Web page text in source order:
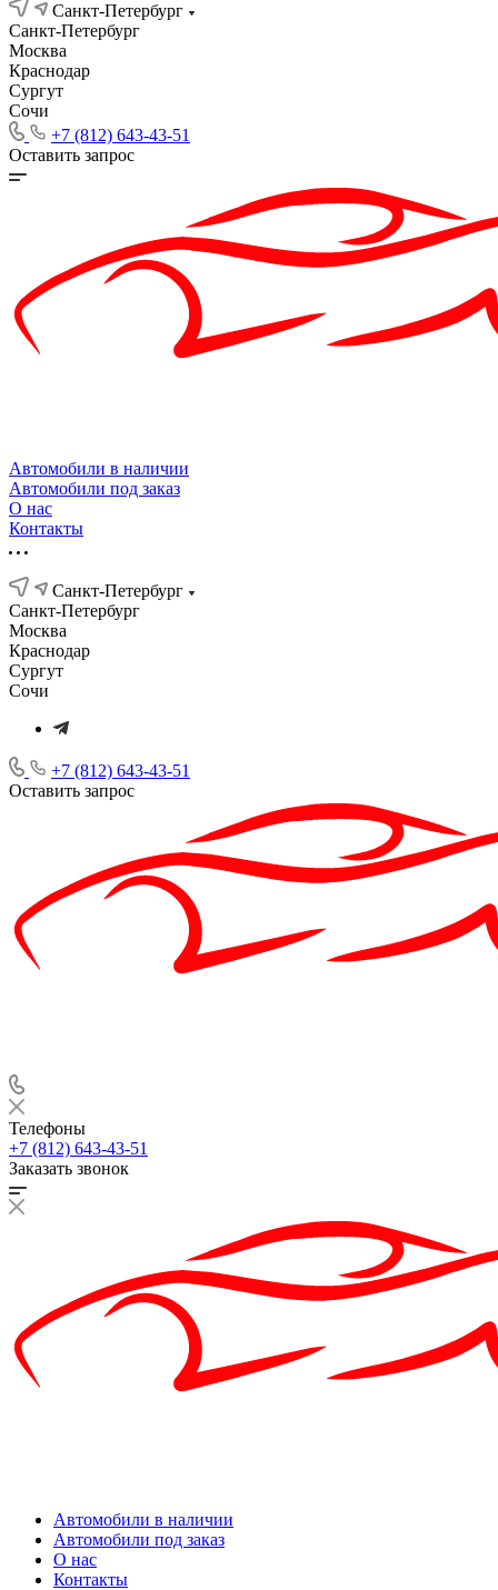
Санкт-Петербург
Санкт-Петербург
Москва
Краснодар
Сургут
Сочи
+7 (812) 643-43-51
Оставить запрос
Автомобили в наличии
Автомобили под заказ
О нас
Контакты
Санкт-Петербург
Санкт-Петербург
Москва
Краснодар
Сургут
Сочи
+7 (812) 643-43-51
Оставить запрос
Телефоны
+7 (812) 643-43-51
Заказать звонок
Автомобили в наличии
Автомобили под заказ
О нас
Контакты